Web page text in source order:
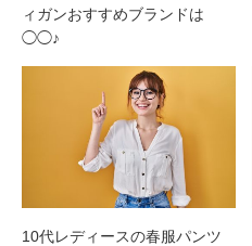
ィガンおすすめブランドは
◯◯♪
10代レディースの春服パンツ